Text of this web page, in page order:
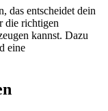
das entscheidet dein
die richtigen
kannst. Dazu
eine